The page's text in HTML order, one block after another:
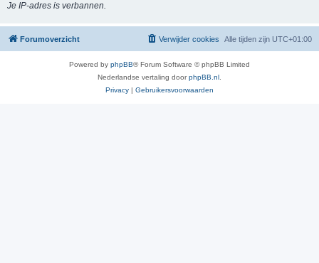
Je IP-adres is verbannen.
Forumoverzicht Alle tijden zijn UTC+01:00
Verwijder cookies
Powered by phpBB® Forum Software © phpBB Limited
Nederlandse vertaling doorphpBB.nl
Privacy | Gebruikersvoorwaarden